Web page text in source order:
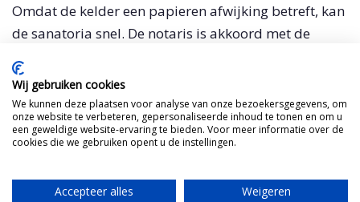
Omdat de kelder een papieren afwijking betreft, kan
de sanatoria snel. De notaris is akkoord met de
de gevel weer klopt. Omdat we toch gaan
verbouwen, kunnen we de boel dan weer verfraaien.
Het heeft ons in ieder geval op het idee gebracht om
ook de andere twee dichtgemetselde ramen te
je dingen, maar je registreert niet alles bewust. We
Wij gebruiken cookies
We kunnen deze plaatsen voor analyse van onze bezoekersgegevens, om
onze website te verbeteren, gepersonaliseerde inhoud te tonen en om u
een geweldige website-ervaring te bieden. Voor meer informatie over de
cookies die we gebruiken opent u de instellingen.
Accepteer alles
Weigeren